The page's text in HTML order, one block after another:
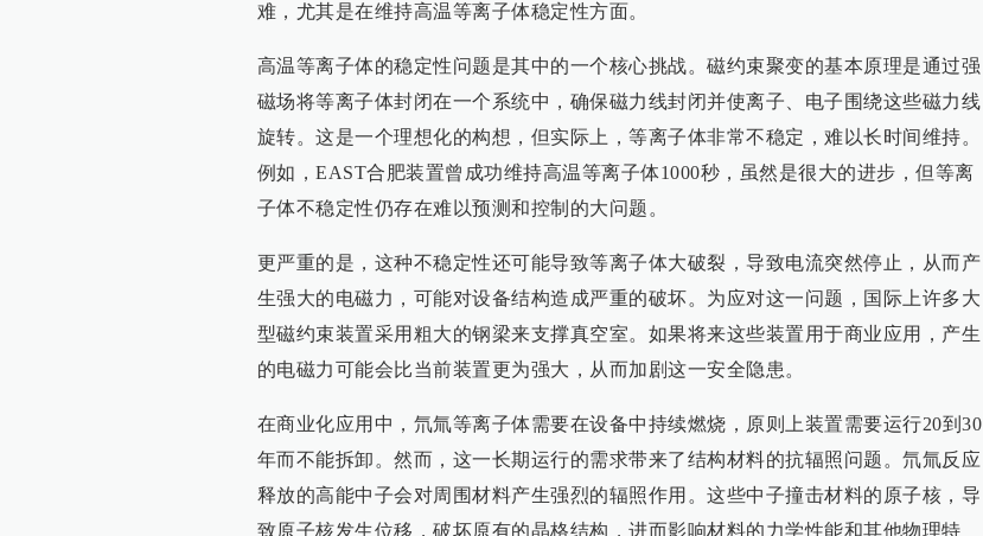
难，尤其是在维持高温等离子体稳定性方面。
高温等离子体的稳定性问题是其中的一个核心挑战。磁约束聚变的基本原理是通过强
磁场将等离子体封闭在一个系统中，确保磁力线封闭并使离子、电子围绕这些磁力线
旋转。这是一个理想化的构想，但实际上，等离子体非常不稳定，难以长时间维持。
例如，EAST合肥装置曾成功维持高温等离子体1000秒，虽然是很大的进步，但等离
子体不稳定性仍存在难以预测和控制的大问题。
更严重的是，这种不稳定性还可能导致等离子体大破裂，导致电流突然停止，从而产
生强大的电磁力，可能对设备结构造成严重的破坏。为应对这一问题，国际上许多大
型磁约束装置采用粗大的钢梁来支撑真空室。如果将来这些装置用于商业应用，产生
的电磁力可能会比当前装置更为强大，从而加剧这一安全隐患。
在商业化应用中，氘氚等离子体需要在设备中持续燃烧，原则上装置需要运行20到30
年而不能拆卸。然而，这一长期运行的需求带来了结构材料的抗辐照问题。氘氚反应
释放的高能中子会对周围材料产生强烈的辐照作用。这些中子撞击材料的原子核，导
致原子核发生位移，破坏原有的晶格结构，进而影响材料的力学性能和其他物理特